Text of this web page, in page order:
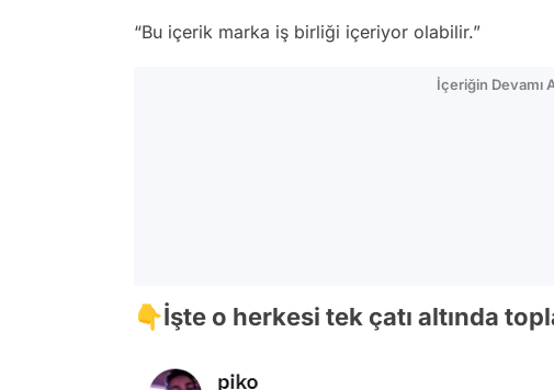
“Bu içerik marka iş birliği içeriyor olabilir.”
İçeriğin Devamı
👇İşte o herkesi tek çatı altında